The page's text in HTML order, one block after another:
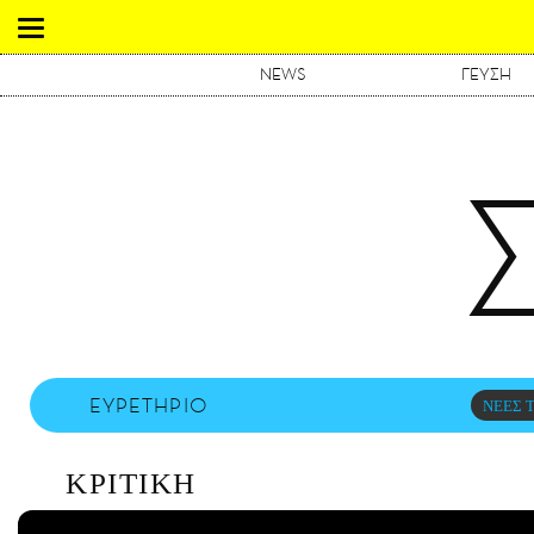
NEWS ΓΕΥΣΗ
ΕΥΡΕΤΗΡΙΟ ΝΕΕΣ
ΚΡΙΤΙΚΗ